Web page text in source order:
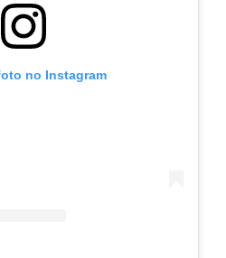
no Instagram